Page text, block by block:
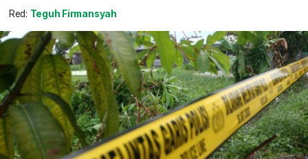
Red: Teguh Firmansyah